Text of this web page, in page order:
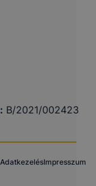
B/2021/002423
AdatkezelésImpresszum